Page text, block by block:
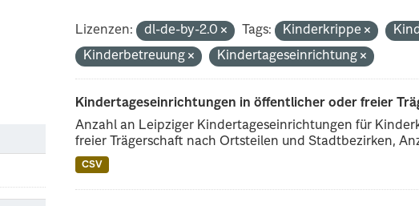
Lizenzen: dl-de-by-2.0 Tags: Kinderkrippe
Kinderbetreuung
Kindertageseinrichtung
Kindertageseinrichtungen in öffentlicher oder freier
Anzahl an Leipziger Kindertageseinrichtungen für
freier Trägerschaft nach Ortsteilen und Stadtbezirken,
CSV